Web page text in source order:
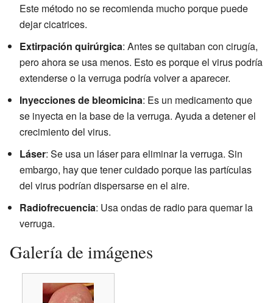
Este método no se recomienda mucho porque puede
dejar cicatrices.
Extirpación quirúrgica: Antes se quitaban con cirugía,
pero ahora se usa menos. Esto es porque el virus podría
extenderse o la verruga podría volver a aparecer.
Inyecciones de bleomicina: Es un medicamento que
se inyecta en la base de la verruga. Ayuda a detener el
crecimiento del virus.
Láser: Se usa un láser para eliminar la verruga. Sin
embargo, hay que tener cuidado porque las partículas
del virus podrían dispersarse en el aire.
Radiofrecuencia: Usa ondas de radio para quemar la
verruga.
Galería de imágenes